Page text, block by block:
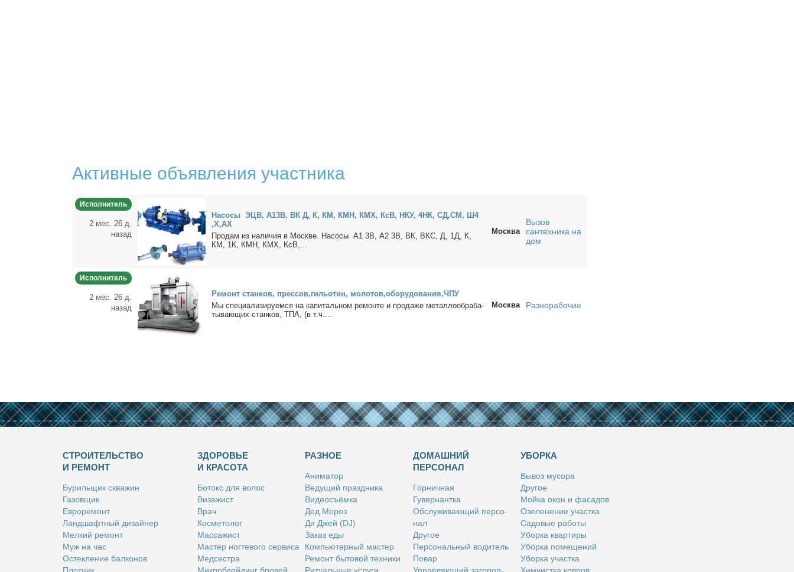
Активные объявления участника
Исполнитель
2 мес. 26 д.
назад
На­со­сы ЭЦВ, А13В, ВК Д, К, КМ, КМН, КМХ, КсВ, НКУ, 4НК, СД,СМ, Ш4
,Х,АХ
Про­дам из на­ли­чия в Москве. На­со­сы А1 3В, А2 3В, ВК, ВКС, Д, 1Д, К,
КМ, 1К, КМН, КМХ, КсВ,...
Москва
Вызов
сантехника на
дом
Исполнитель
2 мес. 26 д.
назад
Ре­монт стан­ков, прес­сов,ги­льо­тин, мо­ло­тов,обо­ру­до­ва­ния,ЧПУ
Мы спе­ци­а­ли­зи­ру­ем­ся на ка­пи­таль­ном ре­мон­те и про­да­же ме­тал­ло­об­ра­ба­
ты­ва­ю­щих стан­ков, ТПА, (в т.ч....
Москва Разнорабочие
СТРОИТЕЛЬСТВО
И РЕМОНТ
Бу­риль­щик сква­жин
Га­зов­щик
Ев­ро­ре­монт
Ланд­шафт­ный ди­зай­нер
Мел­кий ре­монт
Муж на час
Остек­ле­ние бал­ко­нов
ЗДОРОВЬЕ
И КРАСОТА
Бо­токс для во­лос
Ви­за­жист
Врач
Кос­ме­то­лог
Мас­са­жист
Ма­стер ног­те­во­го сер­ви­са
Мед­сест­ра
РАЗНОЕ
Ани­ма­тор
Ве­ду­щий празд­ни­ка
Ви­део­съём­ка
Дед Мо­роз
Ди Джей (DJ)
За­каз еды
Ком­пью­тер­ный ма­стер
Ре­монт бы­то­вой тех­ни­ки
ДОМАШНИЙ
ПЕРСОНАЛ
Гор­нич­ная
Гу­вер­нант­ка
Об­слу­жи­ва­ю­щий пер­со­
нал
Дру­гое
Пер­со­наль­ный во­ди­тель
По­вар
УБОРКА
Вы­воз му­со­ра
Дру­гое
Мой­ка окон и фа­са­дов
Озе­ле­не­ние участ­ка
Са­до­вые ра­бо­ты
Убор­ка квар­ти­ры
Убор­ка по­ме­ще­ний
Убор­ка участ­ка